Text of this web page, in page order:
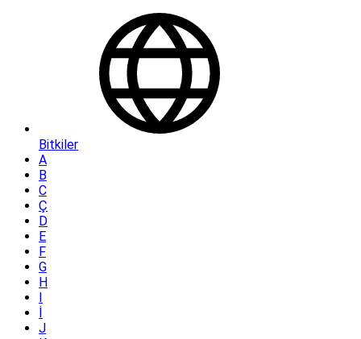
Bitkiler
A
B
C
Ç
D
E
F
G
H
I
İ
J